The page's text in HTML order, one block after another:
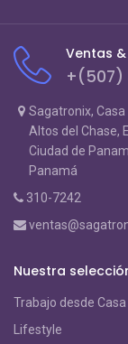
Ventas
+(507)
Sagatronix, Casa
Altos del Chase,
Ciudad de
Panamá
310-7242
Nuestra
Trabajo desde Casa
Lifestyle